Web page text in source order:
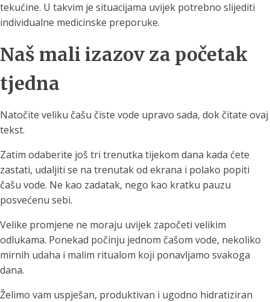
tekućine. U takvim je situacijama uvijek potrebno slijediti
individualne medicinske preporuke.
Naš mali izazov za početak
tjedna
Natočite veliku čašu čiste vode upravo sada, dok čitate ovaj
tekst.
Zatim odaberite još tri trenutka tijekom dana kada ćete
zastati, udaljiti se na trenutak od ekrana i polako popiti
čašu vode. Ne kao zadatak, nego kao kratku pauzu
posvećenu sebi.
Velike promjene ne moraju uvijek započeti velikim
odlukama. Ponekad počinju jednom čašom vode, nekoliko
mirnih udaha i malim ritualom koji ponavljamo svakoga
dana.
Želimo vam uspješan, produktivan i ugodno hidratiziran